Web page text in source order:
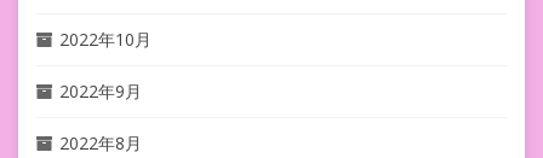
2022年10月
2022年9月
2022年8月